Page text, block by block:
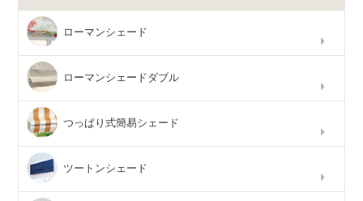
ローマンシェード
ローマンシェードダブル
つっぱり式簡易シェード
ツートンシェード